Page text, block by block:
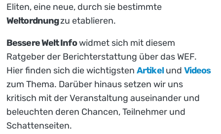
Eliten, eine neue, durch sie bestimmte
Weltordnungzu etablieren.
Bessere Welt Infowidmet sich mit diesem
Ratgeber der Berichterstattung über das WEF.
Hier finden sich die wichtigsten Artikelund Videos
zum Thema. Darüber hinaus setzen wir uns
kritisch mit der Veranstaltung auseinander und
beleuchten deren Chancen, Teilnehmer und
Schattenseiten.